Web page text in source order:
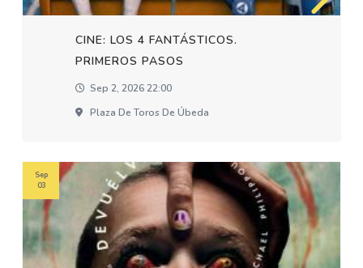
CINE: LOS 4 FANTÁSTICOS.
PRIMEROS PASOS
Sep 2, 2026 22:00
Plaza De Toros De Úbeda
Sep
03